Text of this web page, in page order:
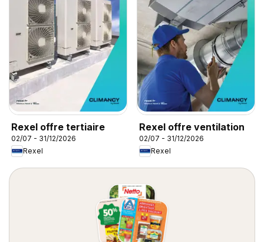
Rexel offre tertiaire
02/07 - 31/12/2026
Rexel
Rexel offre ventilation
02/07 - 31/12/2026
Rexel